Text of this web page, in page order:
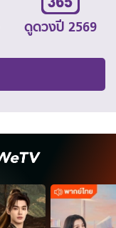
ดูดวงปี 2569